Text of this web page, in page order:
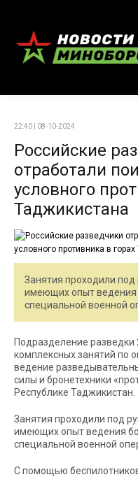
22:40 | 08-10-2024
Российские
отработали
условного
Таджикистана
Занятия проходили под
имеющих опыт ведения
специальной военной
Подразделение разведки
комплексных занятий по
ведение
силы и бронетехники
Республике Таджикистан.
Занятия проходили под
имеющих опыт ведения
специальной военной
С помощью